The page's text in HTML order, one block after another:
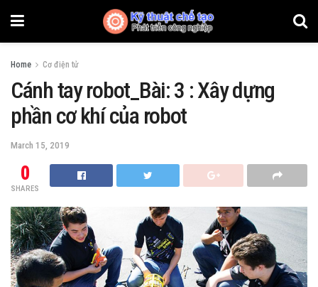
Home Cơ điện tử
Cánh tay robot_Bài: 3 : Xây dựng
phần cơ khí của robot
March 15, 2019
0
SHARES